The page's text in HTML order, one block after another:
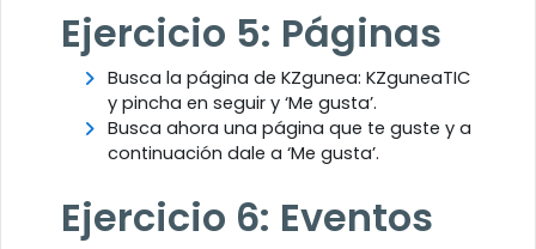
Ejercicio 5: Páginas
Busca la página de KZgunea: KZguneaTIC
y pincha en seguir y ‘Me gusta’.
Busca ahora una página que te guste y a
continuación dale a ‘Me gusta’.
Ejercicio 6: Eventos